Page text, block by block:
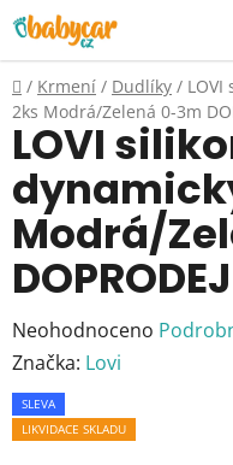
Přejít
na
obsah
Domů
/ Krmení / Dudlíky / LOVI
2ks Modrá/Zelená 0-3m
LOVI
Modrá/
Průměrné
hodnocení
produktu
je
Neohodnoceno
Značka: Lovi
SLEVA
LIKVIDACE SKLADU